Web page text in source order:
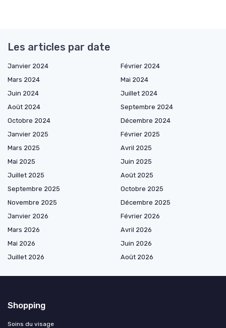
Les articles par date
Janvier 2024
Février 2024
Mars 2024
Mai 2024
Juin 2024
Juillet 2024
Août 2024
Septembre 2024
Octobre 2024
Décembre 2024
Janvier 2025
Février 2025
Mars 2025
Avril 2025
Mai 2025
Juin 2025
Juillet 2025
Août 2025
Septembre 2025
Octobre 2025
Novembre 2025
Décembre 2025
Janvier 2026
Février 2026
Mars 2026
Avril 2026
Mai 2026
Juin 2026
Juillet 2026
Août 2026
Shopping
Soins du visage